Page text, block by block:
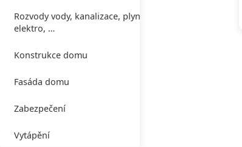
Rozvody vody, kanalizace, plynu,
elektro, …
Konstrukce domu
Fasáda domu
Zabezpečení
Vytápění